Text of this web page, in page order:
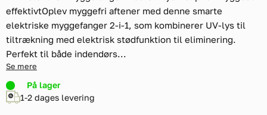
effektivtOplev myggefri aftener med denne smarte
elektriske myggefanger 2-i-1, som kombinerer UV-lys til
tiltrækning med elektrisk stødfunktion til eliminering.
Perfekt til både indendørs...
Se mere
På lager
1-2 dages levering